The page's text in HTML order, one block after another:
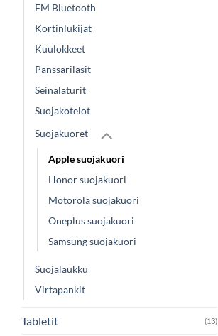
FM Bluetooth
Kortinlukijat
Kuulokkeet
Panssarilasit
Seinälaturit
Suojakotelot
Suojakuoret
Apple suojakuori
Honor suojakuori
Motorola suojakuori
Oneplus suojakuori
Samsung suojakuori
Suojalaukku
Virtapankit
Tabletit (13)